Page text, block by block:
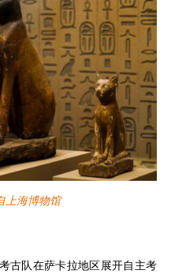
上海博物馆
古队在萨卡拉地区展开自主考